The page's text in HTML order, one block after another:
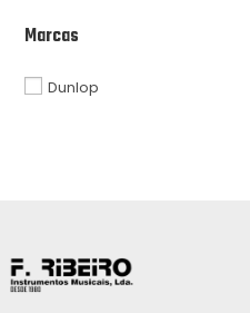
Marcas
Dunlop